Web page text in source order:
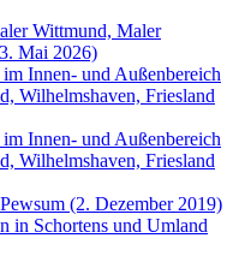
Wittmund, Maler
Mai 2026)
Innen- und Außenbereich
Wilhelmshaven, Friesland
Innen- und Außenbereich
Wilhelmshaven, Friesland
(2. Dezember 2019)
in Schortens und Umland